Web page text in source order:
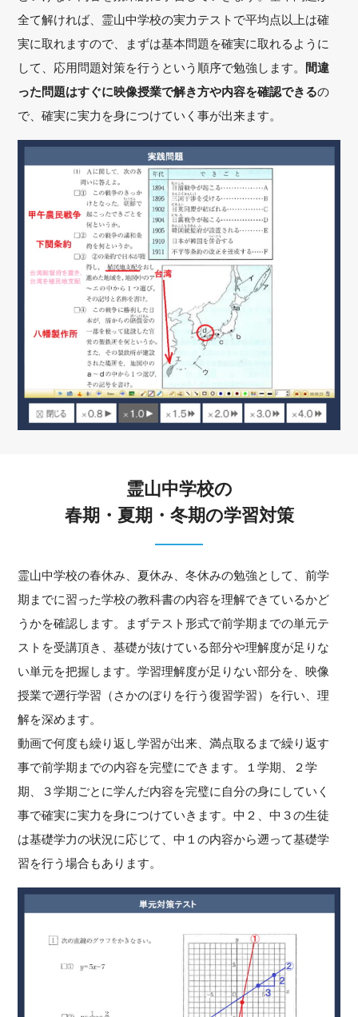
全て解ければ、霊山中学校の実力テストで平均点以上は確
実に取れますので、まずは基本問題を確実に取れるように
して、応用問題対策を行うという順序で勉強します。 間違
った問題はすぐに映像授業で解き方や内容を確認できるの
で、確実に実力を身につけていく事が出来ます。
霊山中学校の
春期・夏期・冬期の学習対策
霊山中学校の春休み、夏休み、冬休みの勉強として、前学
期までに習った学校の教科書の内容を理解できているかど
うかを確認します。まずテスト形式で前学期までの単元テ
ストを受講頂き、基礎が抜けている部分や理解度が足りな
い単元を把握します。学習理解度が足りない部分を、映像
授業で遡行学習（さかのぼりを行う復習学習）を行い、理
解を深めます。
動画で何度も繰り返し学習が出来、満点取るまで繰り返す
事で前学期までの内容を完璧にできます。１学期、２学
期、３学期ごとに学んだ内容を完璧に自分の身にしていく
事で確実に実力を身につけていきます。中２、中３の生徒
は基礎学力の状況に応じて、中１の内容から遡って基礎学
習を行う場合もあります。